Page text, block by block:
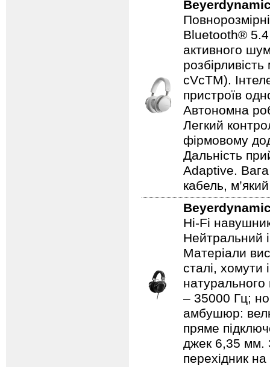
Bluetooth® 5.4
активного
cVcTM).
пристроїв
Автономна
Легкий
фірмовому
Дальність
Adaptive.
кабель,
Hi-Fi
Нейтральний
Матеріали
сталі, хомути
– 35000 Гц;
амбушюр:
пряме
джек 6,35 мм.
перехідник